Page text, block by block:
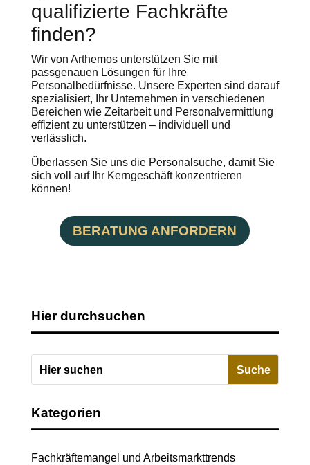
qualifizierte Fachkräfte
finden?
Wir von Arthemos unterstützen Sie mit
passgenauen Lösungen für Ihre
Personalbedürfnisse. Unsere Experten sind darauf
spezialisiert, Ihr Unternehmen in verschiedenen
Bereichen wie Zeitarbeit und Personalvermittlung
effizient zu unterstützen – individuell und
verlässlich.
Überlassen Sie uns die Personalsuche, damit Sie
sich voll auf Ihr Kerngeschäft konzentrieren
können!
BERATUNG ANFORDERN
Hier durchsuchen
Kategorien
Fachkräftemangel und Arbeitsmarkttrends